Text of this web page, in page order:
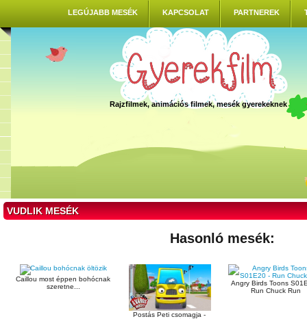
LEGÚJABB MESÉK KAPCSOLAT PARTNEREK
Rajzfilmek, animációs filmek, mesék gyerekeknek
VUDLIK MESÉK
Hasonló mesék:
Caillou most éppen bohócnak
szeretne...
Postás Peti csomagja -
Angry Birds Toons
Run Chuck Run